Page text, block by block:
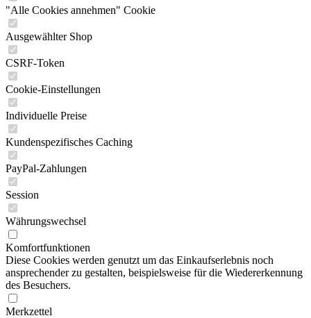
"Alle Cookies annehmen" Cookie
Ausgewählter Shop
CSRF-Token
Cookie-Einstellungen
Individuelle Preise
Kundenspezifisches Caching
PayPal-Zahlungen
Session
Währungswechsel
Komfortfunktionen
Diese Cookies werden genutzt um das Einkaufserlebnis noch
ansprechender zu gestalten, beispielsweise für die Wiedererkennung
des Besuchers.
Merkzettel